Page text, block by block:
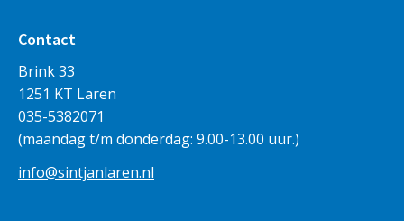
Contact
Brink 33
1251 KT Laren
035-5382071
(maandag t/m donderdag: 9.00-13.00 uur.)
info@sintjanlaren.nl